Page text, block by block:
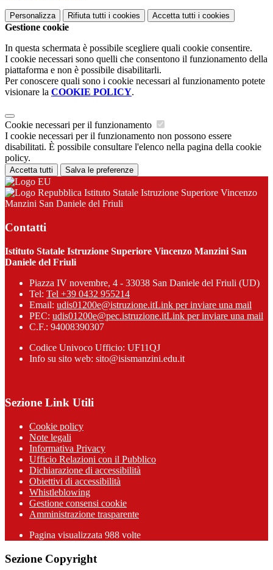
Personalizza Rifiuta tutti i cookies Accetta tutti i cookies
Gestione cookie
In questa schermata è possibile scegliere quali cookie consentire.
I cookie necessari sono quelli che consentono il funzionamento della
piattaforma e non è possibile disabilitarli.
Per conoscere quali sono i cookie necessari al funzionamento potete
visionare la COOKIE POLICY.
Cookie necessari per il funzionamento
I cookie necessari per il funzionamento non possono essere
disabilitati. È possibile consultare l'elenco nella pagina della cookie
policy.
Accetta tutti Salva le preferenze
Istituto Statale Istruzione Superiore Vincenzo
Manzini San Daniele del Friuli
Contatti
Istituto Statale Istruzione Superiore Vincenzo Manzini San
Daniele del Friuli
Piazza IV novembre, 4 - 33038 San Daniele del Friuli (UD)
Tel: Tel +39 0432 955214
Email: udis01200e@istruzione.itLink per inviare una mail
PEC: udis01200e@pec.istruzione.itLink per inviare una mail
C.F.: 94008390307
Codice Univoco Ufficio: UF11QJ
Info su sito web: sito@isismanzini.edu.it
Sezione Link Utili
Cookie policy
Note legali
Informativa Privacy
Ufficio Relazioni con il Pubblico
Dichiarazione di accessibilità
Obiettivi di accessibilità
Whistleblowing
Gestione consensi cookie
Amministrazione trasparente
Pagina visualizzata 988 volte
Sezione Copyright